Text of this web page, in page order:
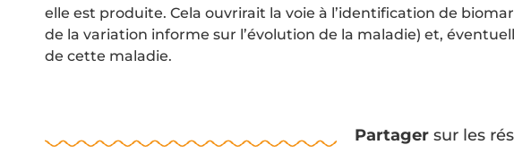
elle est produite. Cela ouvrirait la voie à l’identification de
de la variation informe sur l’évolution de la maladie) et,
de cette maladie.
Partagersur les